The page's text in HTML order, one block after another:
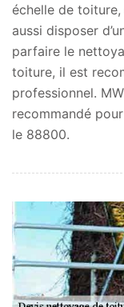
échelle de
aussi disposer
parfaire le
toiture, il est
professionnel.
recommandé
le 88800.